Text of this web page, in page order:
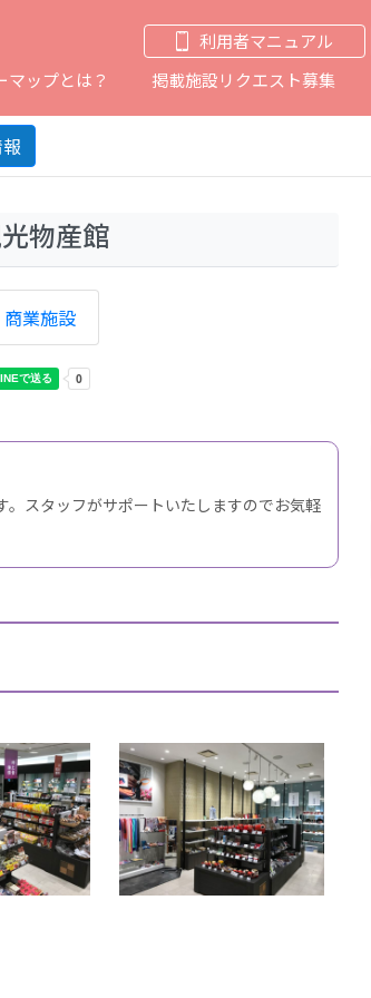
利用者マニュアル
マップとは？ 掲載施設リクエスト募集
物産館
商業施設
スタッフがサポートいたしますのでお気軽